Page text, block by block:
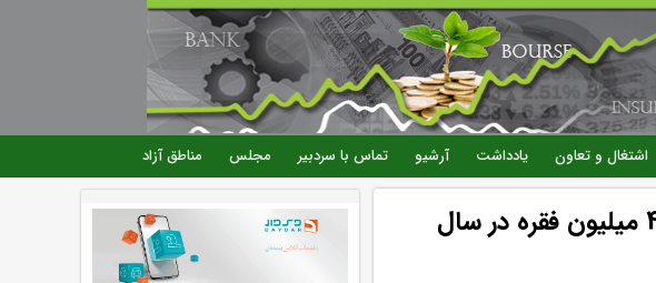
رفتن
به
محتوای
اصلی
اشتغال و تعاون یادداشت آرشیو تماس با سردبیر مجلس مناطق آزاد
استقبال گسترده از چک الکترونیک با ثبت 4.6 میلیون فقره در سال